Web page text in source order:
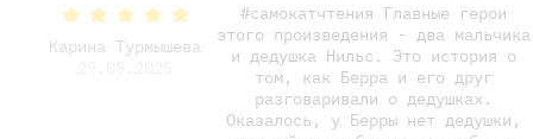
Карина Турмышева
#самокатчтения Главные герои
этого произведения - два мальчика
и дедушка Нильс. Это история о
том, как Берра и его друг
разговаривали о дедушках.
Оказалось, у Берры нет дедушки,